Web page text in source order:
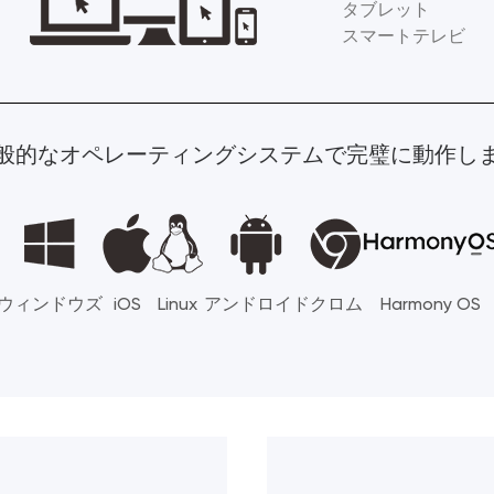
タブレット
スマートテレビ
的なオペレーティングシステムで完璧に動作し
ィンドウズ iOS Linux アンドロイド クロム Harmony OS